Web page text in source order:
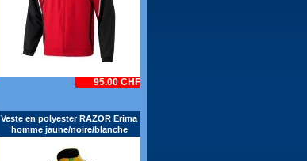
95.00 CHF
Veste en polyester RAZOR Erima
homme jaune/noire/blanche